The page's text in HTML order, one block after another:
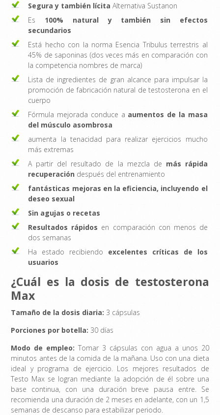
Segura y también lícita Alternativa Sustanon
Es 100% natural y también sin efectos
secundarios
Está hecho con la norma Esencia Tribulus terrestris al
45% de saponinas (dos veces más en comparación con
la competencia nombres de marca)
Lista de ingredientes de gran alcance para impulsar la
promoción de fabricación natural de testosterona en el
cuerpo
Fórmula mejorada conduce a aumentos de la masa
del músculo asombrosa
aumenta la tenacidad para realizar ejercicios mucho
más extremas
A partir del resultado de la mezcla de más rápida
recuperación después del entrenamiento
fantásticas mejoras en la eficiencia, incluyendo el
deseo sexual
Sin agujas o recetas
Resultados rápidos en comparación con menos de
dos semanas
Ha estado recibiendo excelentes críticas de los
usuarios
¿Cuál es la dosis de testosterona
Max
Tamaño de la dosis diaria: 3 cápsulas
Porciones por botella: 30 días
Modo de empleo: Tomar 3 cápsulas con agua a unos 20
minutos antes de la comida de la mañana. Uso con una dieta
ideal y programa de ejercicio. Los mejores resultados de
Testo Max se logran mediante la adopción de él sobre una
base continua, con una duración breve pausa entre. Se
recomienda una duración de 2 meses en adelante, con un 1,5
semanas de descanso para estabilizar periodo.